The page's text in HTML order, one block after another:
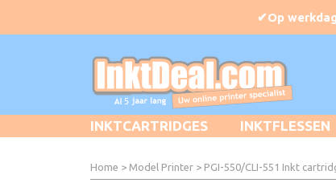
INKTCARTRIDGES INKTFLESSEN
Home > Model Printer > PGI-550/CLI-551 Inkt